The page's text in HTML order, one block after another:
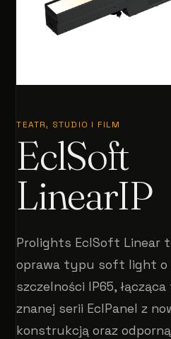
TEATR, STUDIO I FILM
EclSoft
LinearIP
Prolights EclSoft Linear
oprawa typu soft light o
szczelności IP65,
znanej serii EclPanel z
konstrukcją oraz